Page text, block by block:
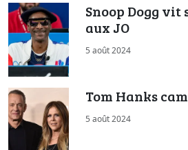
Snoop Dogg
aux JO
5 août 2024
Tom Hanks
5 août 2024